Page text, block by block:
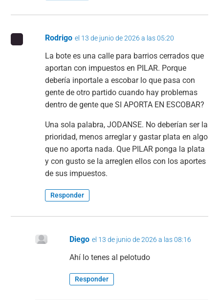
Rodrigo el 13 de junio de 2026 a las 05:20
La bote es una calle para barrios cerrados que
aportan con impuestos en PILAR. Porque
debería inportale a escobar lo que pasa con
gente de otro partido cuando hay problemas
dentro de gente que SI APORTA EN ESCOBAR?
Una sola palabra, JODANSE. No deberían ser la
prioridad, menos arreglar y gastar plata en algo
que no aporta nada. Que PILAR ponga la plata
y con gusto se la arreglen ellos con los aportes
de sus impuestos.
Responder
Diego el 13 de junio de 2026 a las 08:16
Ahí lo tenes al pelotudo
Responder